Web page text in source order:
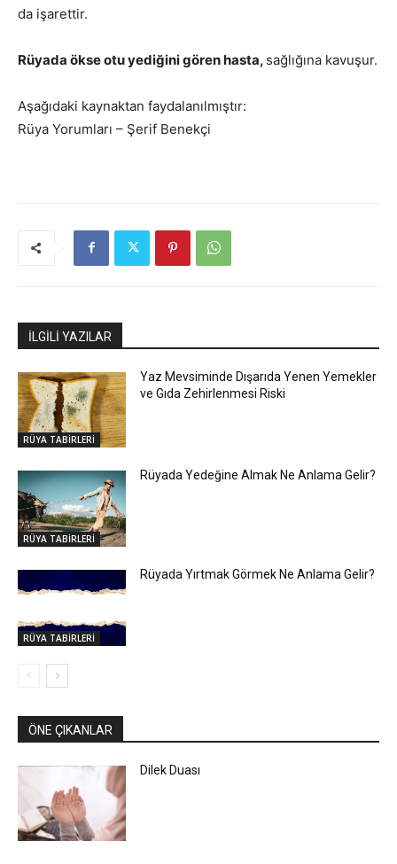
da işarettir.
Rüyada ökse otu yediğini gören hasta, sağlığına kavuşur.
Aşağıdaki kaynaktan faydalanılmıştır:
Rüya Yorumları – Şerif Benekçi
İLGİLİ YAZILAR
RÜYA TABİRLERİ
Yaz Mevsiminde Dışarıda Yenen Yemekler
ve Gıda Zehirlenmesi Riski
RÜYA TABİRLERİ
Rüyada Yedeğine Almak Ne Anlama Gelir?
RÜYA TABİRLERİ
Rüyada Yırtmak Görmek Ne Anlama Gelir?
ÖNE ÇIKANLAR
Dilek Duası